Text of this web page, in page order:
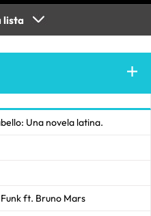
lista
Una novela latina.
ft. Bruno Mars